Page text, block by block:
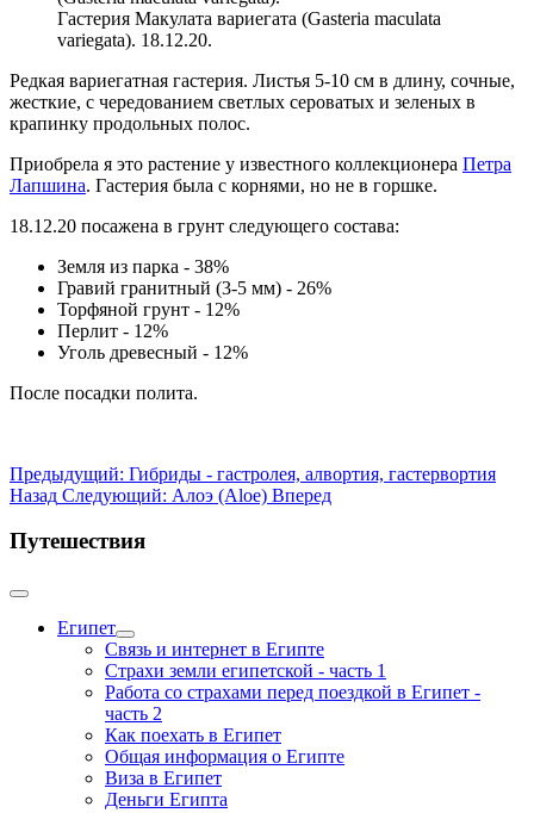
Гастерия Макулата вариегата (Gasteria maculata
variegata). 18.12.20.
Редкая вариегатная гастерия. Листья 5-10 см в длину, сочные,
жесткие, с чередованием светлых сероватых и зеленых в
крапинку продольных полос.
Приобрела я это растение у известного коллекционера Петра
Лапшина. Гастерия была с корнями, но не в горшке.
18.12.20 посажена в грунт следующего состава:
Земля из парка - 38%
Гравий гранитный (3-5 мм) - 26%
Торфяной грунт - 12%
Перлит - 12%
Уголь древесный - 12%
После посадки полита.
Предыдущий: Гибриды - гастролея, алвортия, гастервортия
Назад Следующий: Алоэ (Aloe) Вперед
Путешествия
Египет
Связь и интернет в Египте
Страхи земли египетской - часть 1
Работа со страхами перед поездкой в Египет -
часть 2
Как поехать в Египет
Общая информация о Египте
Виза в Египет
Деньги Египта